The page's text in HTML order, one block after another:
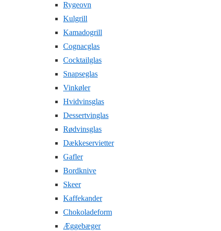
Rygeovn
Kulgrill
Kamadogrill
Cognacglas
Cocktailglas
Snapseglas
Vinkøler
Hvidvinsglas
Dessertvinglas
Rødvinsglas
Dækkeservietter
Gafler
Bordknive
Skeer
Kaffekander
Chokoladeform
Æggebæger